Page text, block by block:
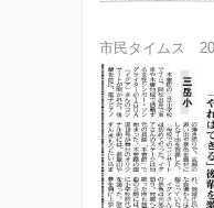
市民タイムス